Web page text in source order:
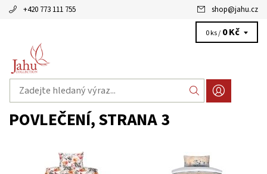
+420 773 111 755 shop@jahu.cz
0 ks / 0 Kč
POVLEČENÍ, STRANA 3